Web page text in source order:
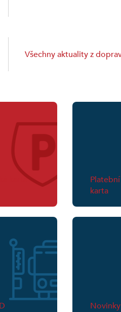
Všechny aktuality z
karta
Platební
karta
Novinky